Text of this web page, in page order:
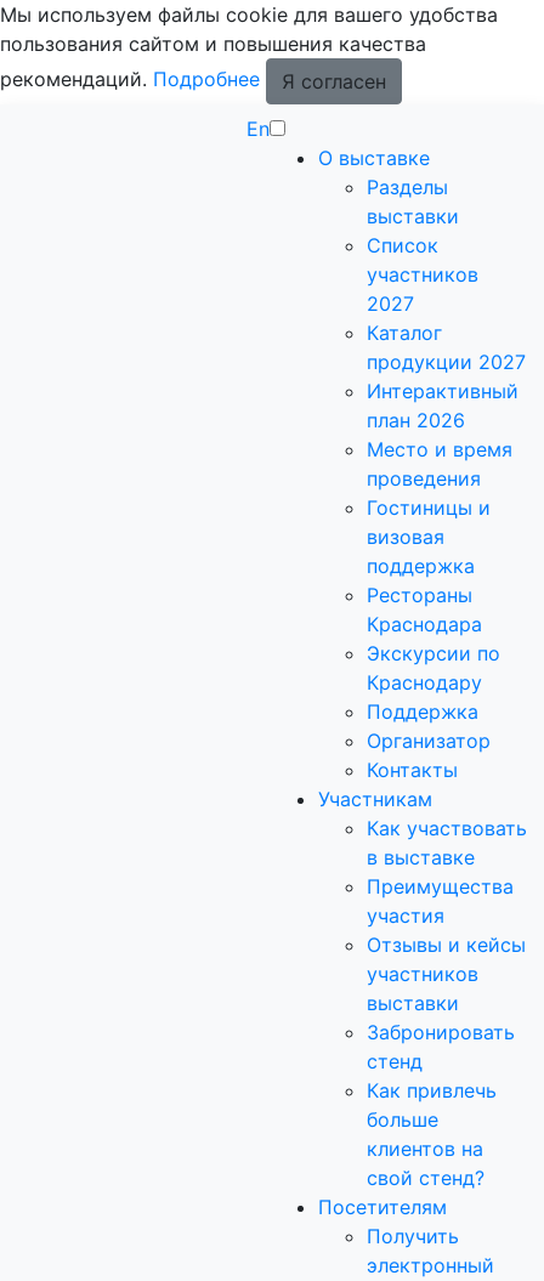
Мы используем файлы cookie для вашего удобства
пользования сайтом и повышения качества
рекомендаций. Подробнее
Я согласен
En
О выставке
Разделы
выставки
Список
участников
2027
Каталог
продукции 2027
Интерактивный
план 2026
Место и время
проведения
Гостиницы и
визовая
поддержка
Рестораны
Краснодара
Экскурсии по
Краснодару
Поддержка
Организатор
Контакты
Участникам
Как участвовать
в выставке
Преимущества
участия
Отзывы и кейсы
участников
выставки
Забронировать
стенд
Как привлечь
больше
клиентов на
свой стенд?
Посетителям
Получить
электронный